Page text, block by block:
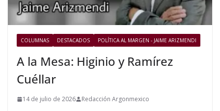
COLUMNAS DESTACADOS POLÍTICA AL MARGEN - JAIME ARIZMENDI
A la Mesa: Higinio y Ramírez
Cuéllar
14 de julio de 2026 Redacción Argonmexico